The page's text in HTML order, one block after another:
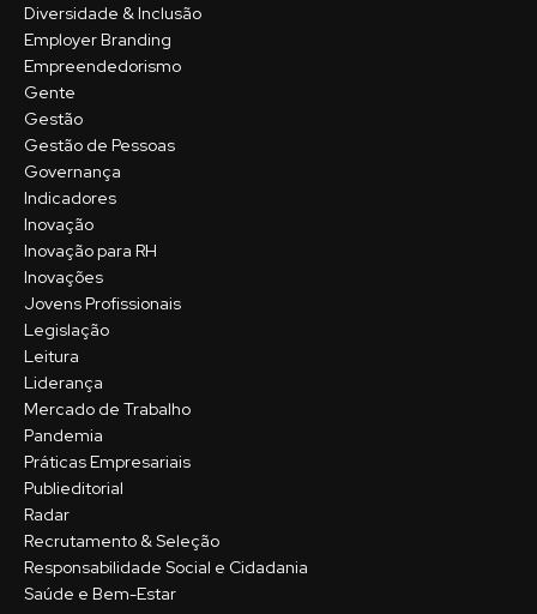
Diversidade & Inclusão
Employer Branding
Empreendedorismo
Gente
Gestão
Gestão de Pessoas
Governança
Indicadores
Inovação
Inovação para RH
Inovações
Jovens Profissionais
Legislação
Leitura
Liderança
Mercado de Trabalho
Pandemia
Práticas Empresariais
Publieditorial
Radar
Recrutamento & Seleção
Responsabilidade Social e Cidadania
Saúde e Bem-Estar